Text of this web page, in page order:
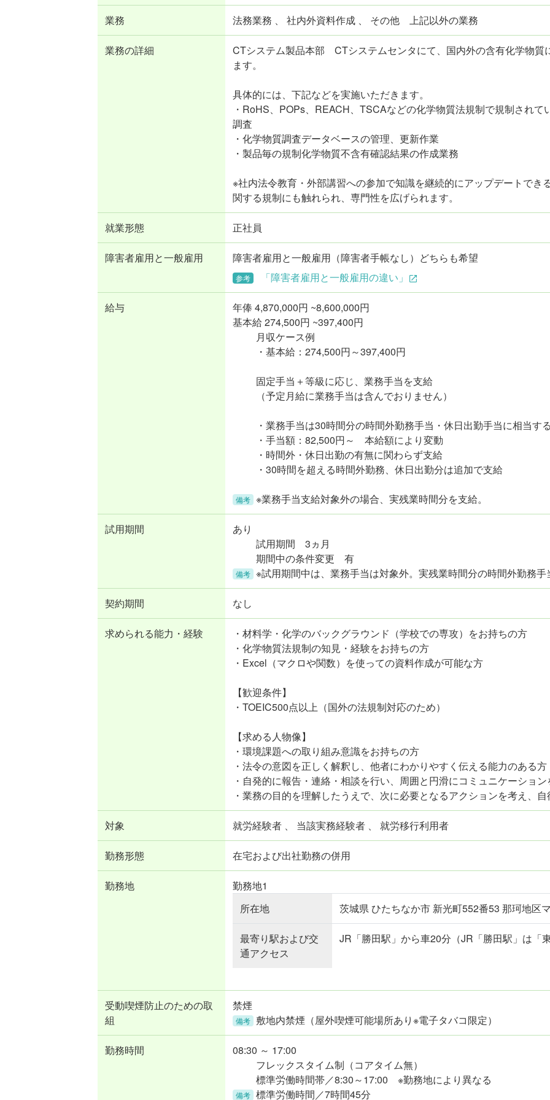
業務 法務業務 、 社内外資料作成 、 その他 上記以外の業務
業務の詳細
CTシステム製品本部 CTシステムセンタにて、国内外の含有化学物質
ます。
具体的には、下記などを実施いただきます。
・RoHS、POPs、REACH、TSCAなどの化学物質法規制で規制され
調査
・化学物質調査データベースの管理、更新作業
・製品毎の規制化学物質不含有確認結果の作成業務
※社内法令教育・外部講習への参加で知識を継続的にアップデートでき
関する規制にも触れられ、専門性を広げられます。
就業形態 正社員
障害者雇用と一般雇用 障害者雇用と一般雇用（障害者手帳なし）どちらも希望
参考 「障害者雇用と一般雇用の違い」
給与 年俸4,870,000円 ~8,600,000円
基本給 274,500円 ~397,400円
備考
月収ケース例
・基本給：274,500円～397,400円
固定手当＋等級に応じ、業務手当を支給
（予定月給に業務手当は含んでおりません）
・業務手当は30時間分の時間外勤務手当・休日出勤手当に相当す
・手当額：82,500円～ 本給額により変動
・時間外・休日出勤の有無に関わらず支給
・30時間を超える時間外勤務、休日出勤分は追加で支給
※業務手当支給対象外の場合、実残業時間分を支給。
試用期間 あり
備考
試用期間 3ヵ月
期間中の条件変更 有
※試用期間中は、業務手当は対象外。実残業時間分の時間外勤務手
契約期間 なし
求められる能力・経験
・材料学・化学のバックグラウンド（学校での専攻）をお持ちの方
・化学物質法規制の知見・経験をお持ちの方
・Excel（マクロや関数）を使っての資料作成が可能な方
【歓迎条件】
・TOEIC500点以上（国外の法規制対応のため）
【求める人物像】
・環境課題への取り組み意識をお持ちの方
・法令の意図を正しく解釈し、他者にわかりやすく伝える能力のある方
・自発的に報告・連絡・相談を行い、周囲と円滑にコミュニケーショ
・業務の目的を理解したうえで、次に必要となるアクションを考え、
対象 就労経験者 、 当該実務経験者 、 就労移行利用者
勤務形態 在宅および出社勤務の併用
勤務地
勤務地1
所在地
茨城県 ひたちなか市 新光町552番53 那珂地区
最寄り駅および交
通アクセス
JR「勝田駅」から車20分（JR「勝田駅」は「
受動喫煙防止のための取
組
禁煙
備考 敷地内禁煙（屋外喫煙可能場所あり※電子タバコ限定）
勤務時間 08:30 ～ 17:00
備考
フレックスタイム制（コアタイム無）
標準労働時間帯／8:30～17:00 ※勤務地により異なる
標準労働時間／7時間45分